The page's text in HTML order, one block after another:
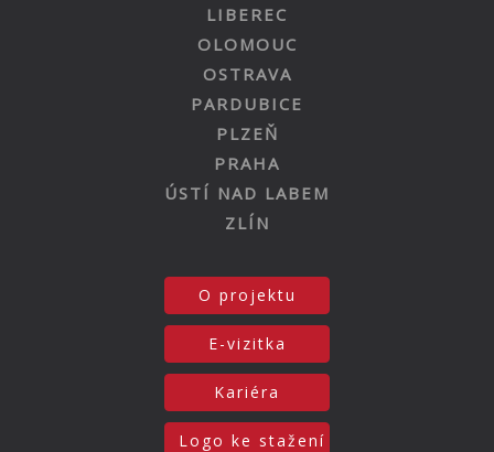
LIBEREC
OLOMOUC
OSTRAVA
PARDUBICE
PLZEŇ
PRAHA
ÚSTÍ NAD LABEM
ZLÍN
O projektu
E-vizitka
Kariéra
Logo ke stažení